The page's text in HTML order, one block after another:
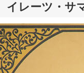
イレーツ・サ